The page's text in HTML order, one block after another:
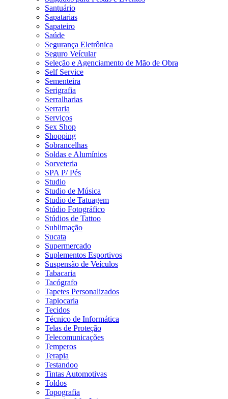
Santuário
Sapatarias
Sapateiro
Saúde
Segurança Eletrônica
Seguro Veícular
Seleção e Agenciamento de Mão de Obra
Self Service
Sementeira
Serigrafia
Serralharias
Serraria
Serviços
Sex Shop
Shopping
Sobrancelhas
Soldas e Alumínios
Sorveteria
SPA P/ Pés
Studio
Studio de Música
Studio de Tatuagem
Stúdio Fotográfico
Stúdios de Tattoo
Sublimação
Sucata
Supermercado
Suplementos Esportivos
Suspensão de Veículos
Tabacaria
Tacógrafo
Tapetes Personalizados
Tapiocaria
Tecidos
Técnico de Informática
Telas de Proteção
Telecomunicações
Temperos
Terapia
Testandoo
Tintas Automotivas
Toldos
Topografia